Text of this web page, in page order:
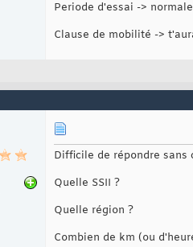
Periode d'essai ->
Clause de mobilité ->
Difficile de répondre sans
Quelle SSII ?
Quelle région ?
Combien de km (ou